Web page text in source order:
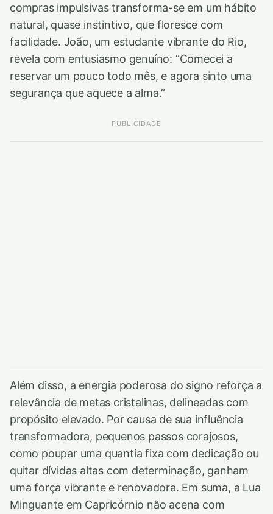
compras impulsivas transforma-se em um hábito
natural, quase instintivo, que floresce com
facilidade. João, um estudante vibrante do Rio,
revela com entusiasmo genuíno: “Comecei a
reservar um pouco todo mês, e agora sinto uma
segurança que aquece a alma.”
PUBLICIDADE
Além disso, a energia poderosa do signo reforça a
relevância de metas cristalinas, delineadas com
propósito elevado. Por causa de sua influência
transformadora, pequenos passos corajosos,
como poupar uma quantia fixa com dedicação ou
quitar dívidas altas com determinação, ganham
uma força vibrante e renovadora. Em suma, a Lua
Minguante em Capricórnio não acena com